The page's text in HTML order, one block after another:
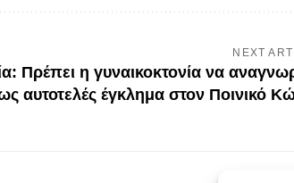
NEXT
Πρέπει η γυναικοκτονία να
αυτοτελές έγκλημα στον Ποινικό